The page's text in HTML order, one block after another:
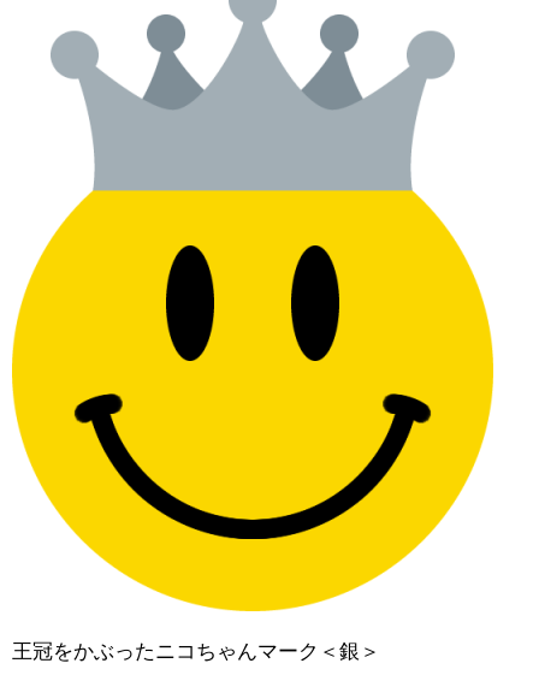
王冠をかぶったニコちゃんマーク＜銀＞